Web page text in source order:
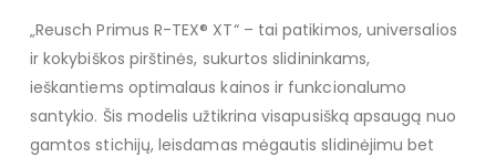
„Reusch Primus R-TEX® XT“ – tai patikimos, universalios
ir kokybiškos pirštinės, sukurtos slidininkams,
ieškantiems optimalaus kainos ir funkcionalumo
santykio. Šis modelis užtikrina visapusišką apsaugą nuo
gamtos stichijų, leisdamas mėgautis slidinėjimu bet